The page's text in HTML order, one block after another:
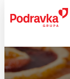
content